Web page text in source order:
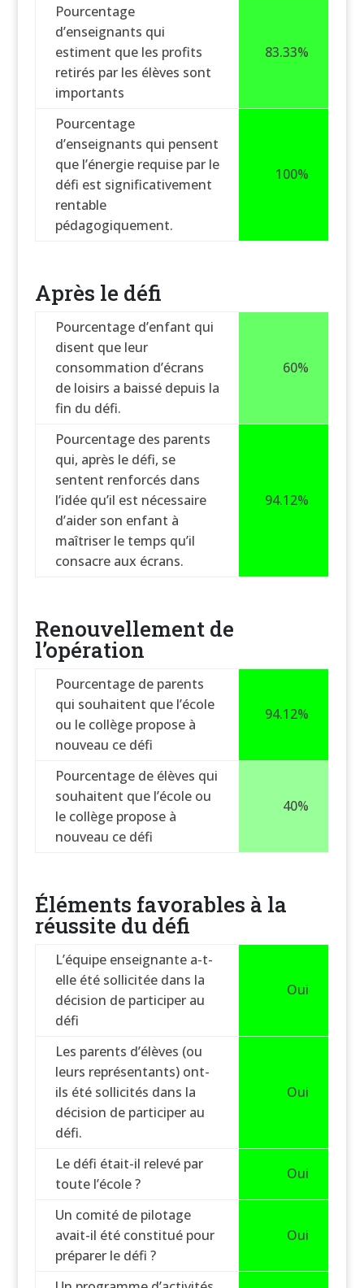
Pourcentage
d’enseignants qui
estiment que les profits
retirés par les élèves sont
importants
83.33%
Pourcentage
d’enseignants qui pensent
que l’énergie requise par le
défi est significativement
rentable
pédagogiquement.
100%
Après le défi
Pourcentage d’enfant qui
disent que leur
consommation d’écrans
de loisirs a baissé depuis la
fin du défi.
60%
Pourcentage des parents
qui, après le défi, se
sentent renforcés dans
l’idée qu’il est nécessaire
d’aider son enfant à
maîtriser le temps qu’il
consacre aux écrans.
94.12%
Renouvellement de
l’opération
Pourcentage de parents
qui souhaitent que l’école
ou le collège propose à
nouveau ce défi
94.12%
Pourcentage de élèves qui
souhaitent que l’école ou
le collège propose à
nouveau ce défi
40%
Éléments favorables à la
réussite du défi
L’équipe enseignante a-t-
elle été sollicitée dans la
décision de participer au
défi
Oui
Les parents d’élèves (ou
leurs représentants) ont-
ils été sollicités dans la
décision de participer au
défi.
Oui
Le défi était-il relevé par
toute l’école ?
Oui
Un comité de pilotage
avait-il été constitué pour
préparer le défi ?
Oui